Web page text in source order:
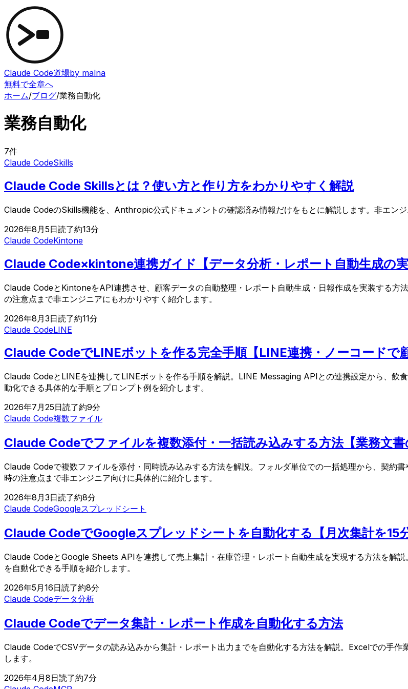
Claude Code道場by malna
無料で全章へ
ホーム/ブログ/業務自動化
業務自動化
7件
Claude CodeSkills
Claude Code Skillsとは？使い方と作り方をわかりやすく解説
Claude CodeのSkills機能を、Anthropic公式ドキュメントの確認済み情報だけをもとに解説します。非エン
2026年8月5日読了約13分
Claude CodeKintone
Claude Code×kintone連携ガイド【データ分析・レポート自動生成の実
Claude CodeとKintoneをAPI連携させ、顧客データの自動整理・レポート自動生成・日報作成を実装する
の注意点まで非エンジニアにもわかりやすく紹介します。
2026年8月3日読了約11分
Claude CodeLINE
Claude CodeでLINEボットを作る完全手順【LINE連携・ノーコードで
Claude CodeとLINEを連携してLINEボットを作る手順を解説。LINE Messaging APIとの連携設定から、飲
動化できる具体的な手順とプロンプト例を紹介します。
2026年7月25日読了約9分
Claude Code複数ファイル
Claude Codeでファイルを複数添付・一括読み込みする方法【業務文書
Claude Codeで複数ファイルを添付・同時読み込みする方法を解説。フォルダ単位での一括処理から、契約
時の注意点まで非エンジニア向けに具体的に紹介します。
2026年8月3日読了約8分
Claude CodeGoogleスプレッドシート
Claude CodeでGoogleスプレッドシートを自動化する【月次集計を15
Claude CodeとGoogle Sheets APIを連携して売上集計・在庫管理・レポート自動生成を実現する方法を解
を自動化できる手順を紹介します。
2026年5月16日読了約8分
Claude Codeデータ分析
Claude Codeでデータ集計・レポート作成を自動化する方法
Claude CodeでCSVデータの読み込みから集計・レポート出力までを自動化する方法を解説。Excelでの手
します。
2026年4月8日読了約7分